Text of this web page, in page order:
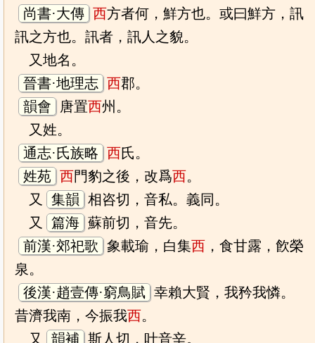
尚書·大傳 西方者何，鮮方也。或曰鮮方，訊
訊之方也。訊者，訊人之貌。
又地名。
晉書·地理志 西郡。
韻會
唐置西州。
又姓。
通志·氏族略 西氏。
姓苑 西門豹之後，改爲西。
又
集韻 相咨切，音私。義同。
又
篇海 蘇前切，音先。
前漢·郊祀歌 象載瑜，白集西 ，食甘露，飮榮
泉。
後漢·趙壹傳·窮鳥賦 幸賴大賢，我矜我憐。
昔濟我南，今振我西。
又
韻補 斯人切，叶音辛。